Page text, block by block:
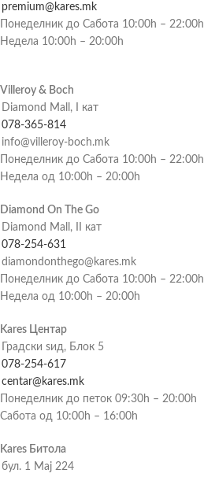
premium@kares.mk
Понеделник до Сабота 10:00h – 22:00h
Недела 10:00h – 20:00h
Villeroy & Boch
Diamond Mall, I кат
078-365-814
info@villeroy-boch.mk
Понеделник до Сабота 10:00h – 22:00h
Недела од 10:00h – 20:00h
Diamond On The Go
Diamond Mall, II кат
078-254-631
diamondonthego@kares.mk
Понеделник до Сабота 10:00h – 22:00h
Недела од 10:00h – 20:00h
Kares Центар
Градски ѕид, Блок 5
078-254-617
centar@kares.mk
Понеделник до петок 09:30h – 20:00h
Сабота од 10:00h – 16:00h
Kares Битола
бул. 1 Мај 224